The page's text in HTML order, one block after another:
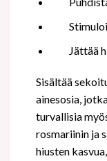
Stimuloi
Jättää
Sisältää
ainesosia,
turvallisia
rosmariinin ja
hiusten